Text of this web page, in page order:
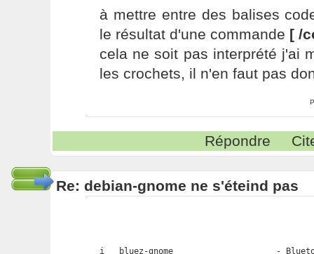
à mettre entre des balises
le résultat d'une commande [ /
cela ne soit pas interprété j'ai
les crochets, il n'en faut pas
Répondre
Re: debian-gnome ne s'éteind pas
i   bluez-gnome                     -